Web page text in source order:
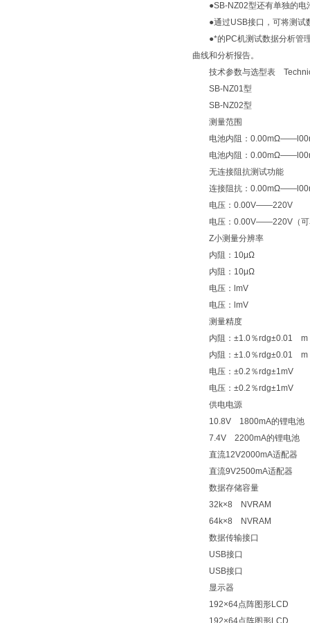
●SB-NZ02型还有单独的电
●通过USB接口，可将测试
●*的PC机测试数据分析管理
曲线和分析报告。
技术参数与选型表
SB-NZ01型
SB-NZ02型
测量范围
电池内阻：
电池内阻：
无连接阻抗测试功能
连接阻抗：
电压：0.00V——220V
电压：0.00V——220V（可
Z小测量分辨率
内阻：10μΩ
内阻：10μΩ
电压：lmV
电压：lmV
测量精度
内阻：±1.0％rdg±0.01 m
内阻：±1.0％rdg±0.01 m
电压：±0.2％rdg±1mV
电压：±0.2％rdg±1mV
供电电源
10.8V 1800mA的锂电池
7.4V 2200mA的锂电池
直流12V2000mA适配器
直流9V2500mA适配器
数据存储容量
32k×8 NVRAM
64k×8 NVRAM
数据传输接口
USB接口
USB接口
显示器
192×64点阵图形LCD
192×64点阵图形LCD